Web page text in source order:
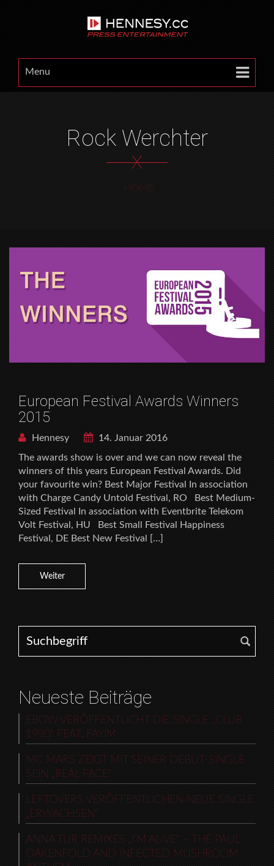
Menu
Rock Werchter
X
HOME
European Festival Awards Winners
2015
Hennesy
14. Januar 2016
The awards show is over and we can now reveal the
winners of this years European Festival Awards. Did
your favourite win? Best Major Festival In association
with Charge Candy Untold Festival, RO Best Medium-
Sized Festival In association with Eventbrite Telekom
Volt Festival, HU Best Small Festival Happiness
Festival, DE Best New Festival […]
Weiter
Search for:
Neueste Beiträge
EBOW VERÖFFENTLICHT DIE SINGLE „CLUB
1990“ FEAT. FAYIM
MC MARS ZEIGT MIT SEINER DEBUT-SINGLE
SEIN „REAL FACE“
LEFTOVERS VERÖFFENTLICHEN NEUE SINGLE
„ERWACHSEN“
ANNA TUR REMIXES „I’M ALIVE“ – THE PAUL
OAKENFOLD AND INFECTED MUSHROOM